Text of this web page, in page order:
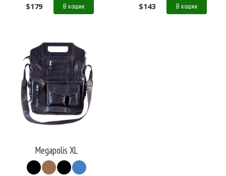
$179 В кошик $143 В кошик
Megapolis XL